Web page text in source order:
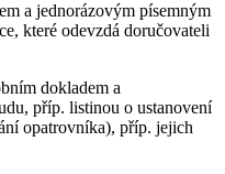
a jednorázovým písemným
které odevzdá doručovateli
dokladem a
příp. listinou o ustanovení
opatrovníka), příp. jejich